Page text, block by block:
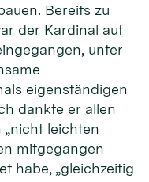
Bereits zu
der Kardinal auf
unter
eigenständigen
dankte er allen
„nicht leichten
mitgegangen
habe, „gleichzeitig